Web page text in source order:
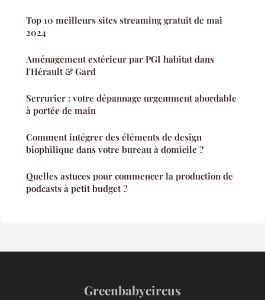
Top 10 meilleurs sites streaming gratuit de mai
2024
Aménagement extérieur par PGI habitat dans
l'Hérault & Gard
Serrurier : votre dépannage urgemment abordable
à portée de main
Comment intégrer des éléments de design
biophilique dans votre bureau à domicile ?
Quelles astuces pour commencer la production de
podcasts à petit budget ?
Greenbabycircus